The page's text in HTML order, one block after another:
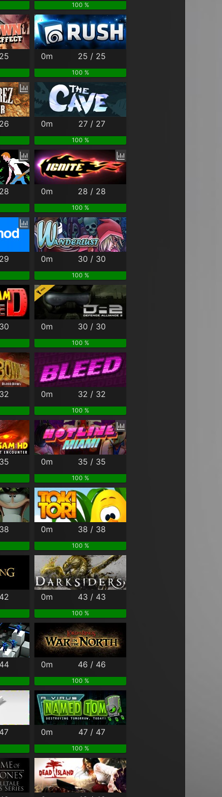
100 %
0m 25 / 25
100 %
0m 27 / 27
100 %
0m 28 / 28
100 %
0m 30 / 30
100 %
0m 30 / 30
100 %
0m 32 / 32
100 %
0m 35 / 35
100 %
0m 38 / 38
100 %
0m 43 / 43
100 %
0m 46 / 46
100 %
0m 47 / 47
100 %